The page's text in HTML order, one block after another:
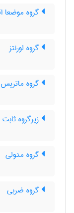
گروه موضعا
گروه لورنتز
گروه
زیرگروه
گروه مدولی
گروه ضربی